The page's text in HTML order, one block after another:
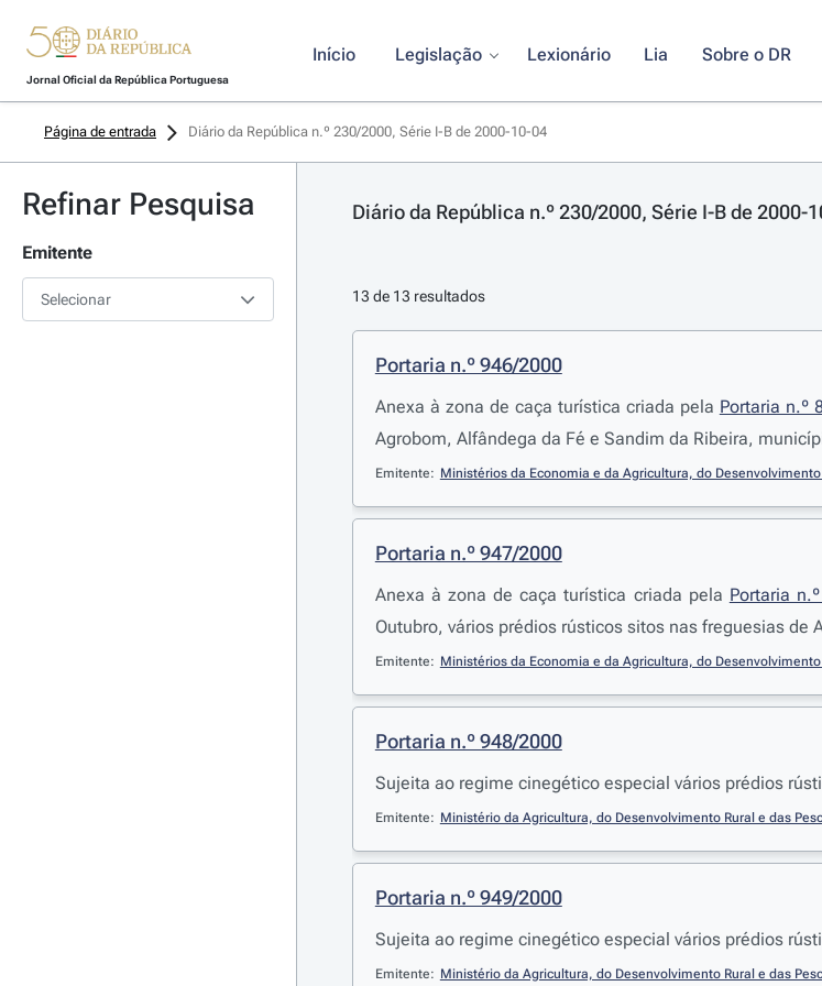
Jornal Oficial da República Portuguesa
Início Legislação Lexionário Lia Sobre o DR
Página de entrada Diário da República n.º 230/2000, Série I-B de 2000-10-04
Refinar Pesquisa
Emitente
Selecionar
Diário da República n.º 230/2000, Série I-B de 2000-
13 de 13 resultados
Portaria n.º 946/2000
Anexa à zona de caça turística criada pela Portaria n.º
Agrobom, Alfândega da Fé e Sandim da Ribeira,
Emitente: Ministérios da Economia e da Agricultura, do Desenvolvimento
Portaria n.º 947/2000
Anexa à zona de caça turística criada pela Portaria
Outubro, vários prédios rústicos sitos nas freguesias de
Emitente: Ministérios da Economia e da Agricultura, do Desenvolvimento
Portaria n.º 948/2000
Sujeita ao regime cinegético especial vários prédios
Emitente: Ministério da Agricultura, do Desenvolvimento Rural e das
Portaria n.º 949/2000
Sujeita ao regime cinegético especial vários prédios
Emitente: Ministério da Agricultura, do Desenvolvimento Rural e das